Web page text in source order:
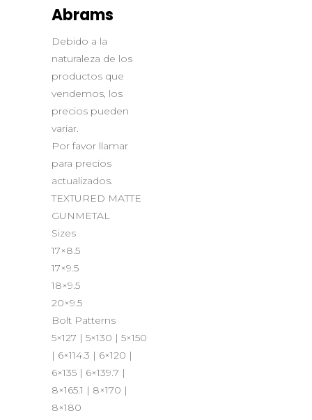
Abrams
Debido a la
naturaleza de los
productos que
vendemos, los
precios pueden
variar.
Por favor llamar
para precios
actualizados.
TEXTURED MATTE
GUNMETAL
Sizes
17×8.5
17×9.5
18×9.5
20×9.5
Bolt Patterns
5×127 | 5×130 | 5×150
| 6×114.3 | 6×120 |
6×135 | 6×139.7 |
8×165.1 | 8×170 |
8×180